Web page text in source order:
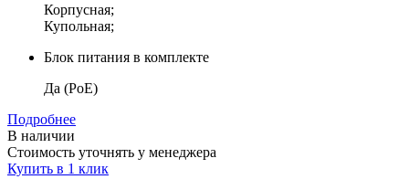
Корпусная;
Купольная;
Блок питания в комплекте
Да (PoE)
Подробнее
В наличии
Стоимость уточнять у менеджера
Купить в 1 клик